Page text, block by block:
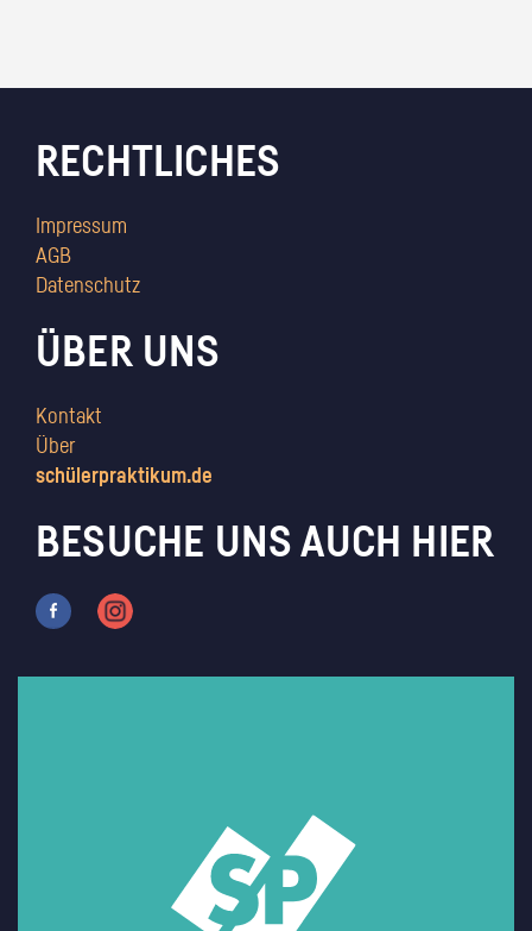
RECHTLICHES
Impressum
AGB
Datenschutz
ÜBER UNS
Kontakt
Über
schülerpraktikum.de
BESUCHE UNS AUCH HIER